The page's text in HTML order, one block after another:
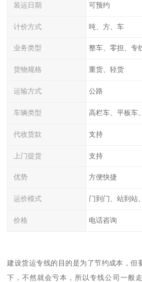
装运日期 可预约
计价方式 吨、方、车
业务类型 整车、零担、专
货物规格 重货、轻货
运输方式 公路
车辆类型 高栏车、平板车
代收货款 支持
上门提货 支持
优势 方便快捷
运价模式 门到门、站到站
价格 电话咨询
建设货运专线的目的是为了节约成本，但
下，不然就会亏本，所以专线公司一般